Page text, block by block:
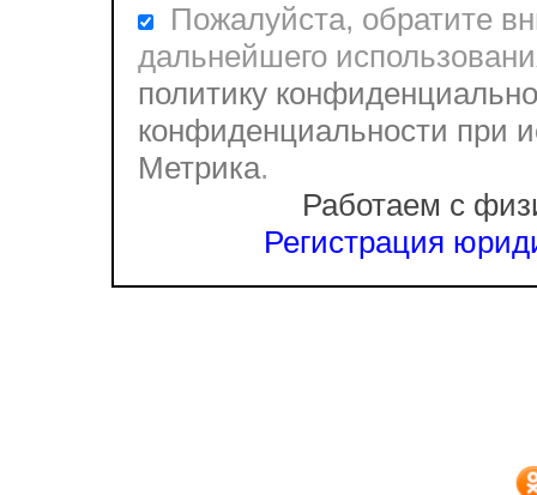
Пожалуйста, обратите
дальнейшего
политику
конфиденциальности при
Метрика.
Работаем с
Регистрация